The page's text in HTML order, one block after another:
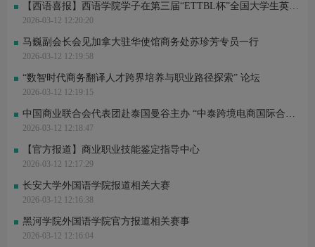
【西语喜报】西语学院学子在第三届“ETTBL杯”全国大学生英语能力大赛中喜获佳绩
2026-03-12 12:20:20
马巍副会长会见加拿大驻华使馆商务处苏珍芳专员一行
2026-03-12 12:19:58
“数智时代商务翻译人才跨界培养与职业路径探索” 论坛
2026-03-12 12:19:15
中国商业联合会代表团赴泰国曼谷主办 “中泰跨境电商国际合作曼谷峰会”并考察调研
2026-03-12 12:18:47
【官方报道】商业职业技能鉴定指导中心
2026-03-12 12:17:29
长安大学外国语学院报道相关大赛
2026-03-12 12:16:38
黑河学院外国语学院官方报道相关赛事
2026-03-12 12:16:04